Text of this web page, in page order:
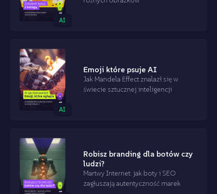
AI
AI
Emoji które psuje AI
Jak Mandela Effect znalazł się w
świecie sztucznej inteligencji
Robisz branding dla botów czy
ludzi?
Martwy Internet: jak boty i SEO
zagłuszają autentyczność marek